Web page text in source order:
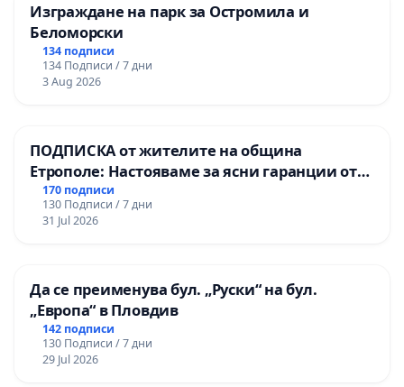
Изграждане на парк за Остромила и
Беломорски
134 подписи
134 Подписи / 7 дни
3 Aug 2026
ПОДПИСКА от жителите на община
Етрополе: Настояваме за ясни гаранции от
“Елаците-МЕД” АД и от държавата, че ще се
изпълнят всички екологични норми!
170 подписи
130 Подписи / 7 дни
31 Jul 2026
Да се преименува бул. „Руски“ на бул.
„Европа“ в Пловдив
142 подписи
130 Подписи / 7 дни
29 Jul 2026